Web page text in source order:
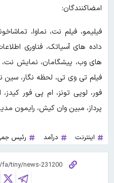
امضاکنندگان:
فیلیمو، فیلم نت، نماوا،
داده های آسیاتک، فناوری
های وب، پیشگامان، نمایش نت،
فیلم تی وی تی، لحظه نگار، سین
فور، لوپی تونز، ام پی فور
پرداز، مبین وان کیش، رایمون
اینترنت درآمد رئیس